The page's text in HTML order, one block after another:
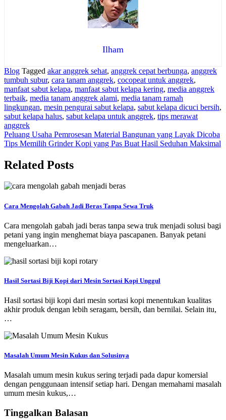
Ilham
Blog Tagged akar anggrek sehat, anggrek cepat berbunga, anggrek
tumbuh subur, cara tanam anggrek, cocopeat untuk anggrek,
manfaat sabut kelapa, manfaat sabut kelapa kering, media anggrek
terbaik, media tanam anggrek alami, media tanam ramah
lingkungan, mesin pengurai sabut kelapa, sabut kelapa dicuci bersih,
sabut kelapa halus, sabut kelapa untuk anggrek, tips merawat
anggrek
Navigasi
pos
Peluang Usaha Pemrosesan Material Bangunan yang Layak Dicoba
Tips Memilih Grinder Kopi yang Pas Buat Hasil Seduhan Maksimal
Related Posts
Cara Mengolah Gabah Jadi Beras Tanpa Sewa Truk
Cara mengolah gabah jadi beras tanpa sewa truk menjadi solusi bagi
petani yang ingin menghemat biaya pascapanen. Banyak petani
mengeluarkan…
Hasil Sortasi Biji Kopi dari Mesin Sortasi Kopi Unggul
Hasil sortasi biji kopi dari mesin sortasi kopi menentukan kualitas
akhir produk dengan lebih seragam, bersih, dan bernilai. Selain itu,
…
Masalah Umum Mesin Kukus dan Solusinya
Masalah umum mesin kukus sering terjadi pada dapur komersial
dengan penggunaan intensif setiap hari. Dengan memahami masalah
umum mesin kukus,…
Tinggalkan Balasan